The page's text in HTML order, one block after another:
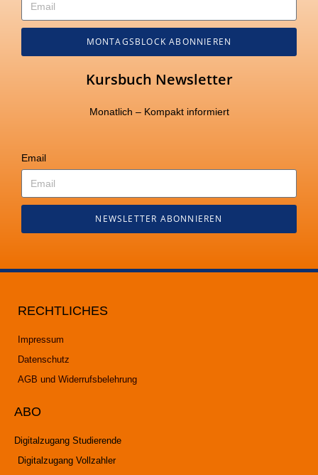
MONTAGSBLOCK ABONNIEREN
Kursbuch Newsletter
Monatlich – Kompakt informiert
Email
NEWSLETTER ABONNIEREN
RECHTLICHES
Impressum
Datenschutz
AGB und Widerrufsbelehrung
ABO
Digitalzugang Studierende
Digitalzugang Vollzahler